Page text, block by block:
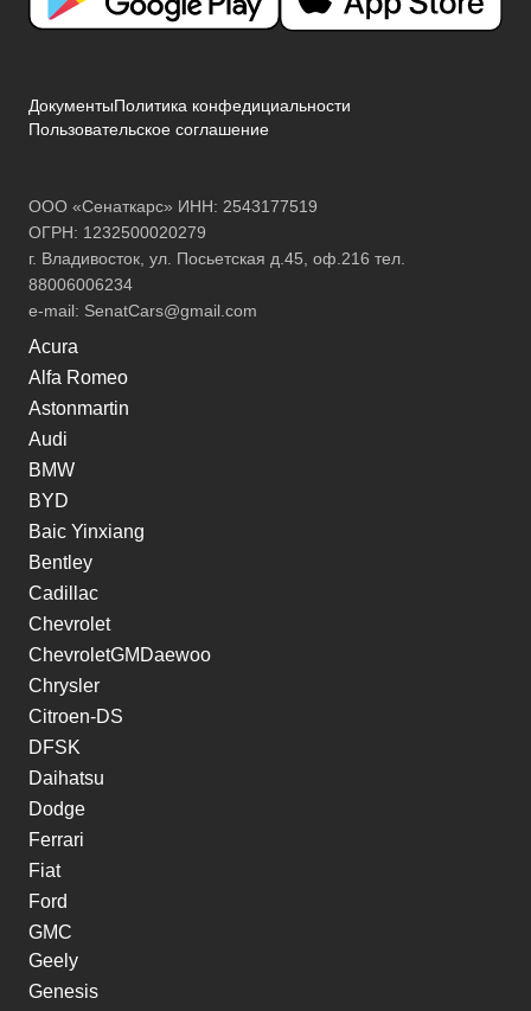
ДокументыПолитика конфедициальности
Пользовательское соглашение
ООО «Сенаткарс» ИНН: 2543177519
ОГРН: 1232500020279
г. Владивосток, ул. Посьетская д.45, оф.216 тел.
88006006234
e-mail: SenatCars@gmail.com
Acura
Alfa Romeo
Astonmartin
Audi
BMW
BYD
Baic Yinxiang
Bentley
Cadillac
Chevrolet
ChevroletGMDaewoo
Chrysler
Citroen-DS
DFSK
Daihatsu
Dodge
Ferrari
Fiat
Ford
GMC
Geely
Genesis